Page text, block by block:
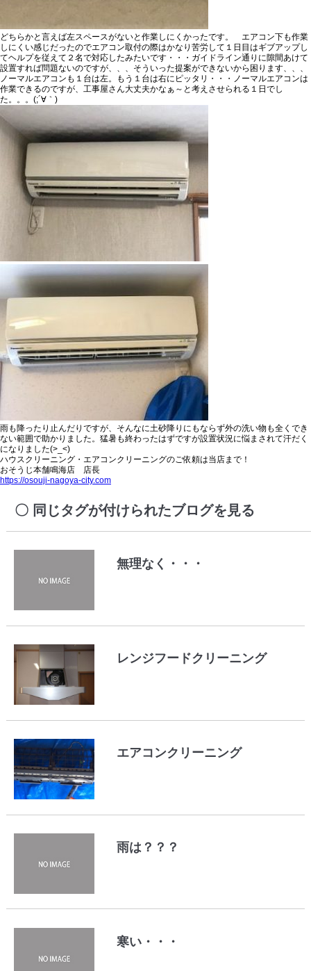
どちらかと言えば左スペースがないと作業しにくかったです。 エアコン下も作業
しにくい感じだったのでエアコン取付の際はかなり苦労して１日目はギブアップし
てヘルプを従えて２名で対応したみたいです・・・ ガイドライン通りに隙間あけて
設置すれば問題ないのですが、、、そういった提案ができないから困ります、、、
ノーマルエアコンも１台は左。もう１台は右にピッタリ・・・ノーマルエアコンは
作業できるのですが、工事屋さん大丈夫かなぁ～と考えさせられる１日でし
た。。。(;´∀｀)
雨も降ったり止んだりですが、そんなに土砂降りにもならず外の洗い物も全くでき
ない範囲で助かりました。猛暑も終わったはずですが設置状況に悩まされて汗だく
になりました(>_<)
ハウスクリーニング・エアコンクリーニングのご依頼は当店まで！
おそうじ本舗鳴海店 店長
https://osouji-nagoya-city.com
同じタグが付けられたブログを見る
無理なく・・・
レンジフードクリーニング
エアコンクリーニング
雨は？？？
寒い・・・